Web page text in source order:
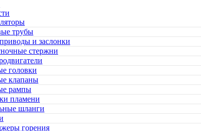
трубы
и заслонки
стержни
головки
клапаны
рампы
пламени
шланги
горения